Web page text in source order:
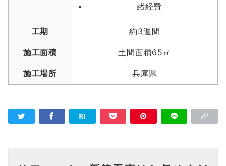
諸経費
工期 約3週間
施工面積 土間面積65㎡
施工場所 兵庫県